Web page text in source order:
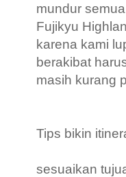
mundur
Fujikyu
karena kami
berakibat
masih kurang
Tips bikin
sesuaikan